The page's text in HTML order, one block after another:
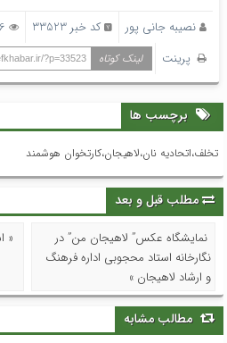
نصیبه جانی پور کد خبر 33523 1336 بازدید
پرینت
لینک کوتاه ?p=33523
برچسب ها
تخلف،اتحادیه نان،لاهیجان،کارتخوان هوشمند
مطلب قبل و بعد
نمایشگاه عکس” لاهیجان من” در
نگارخانه استاد محجوبی اداره فرهنگ
و ارشاد لاهیجان »
«
مطالب مشابه